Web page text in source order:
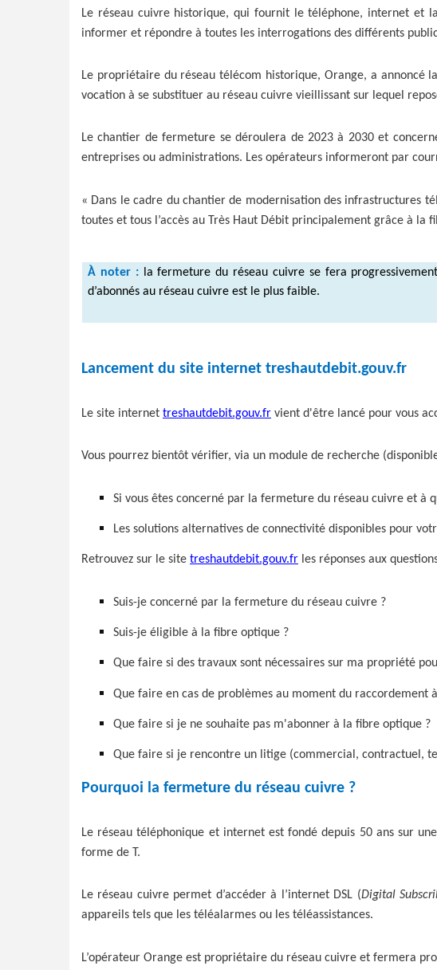
Le réseau cuivre historique, qui fournit le téléphone, internet et
informer et répondre à toutes les interrogations des différents
Le propriétaire du réseau télécom historique, Orange, a
vocation à se substituer au réseau cuivre vieillissant sur lequel
Le chantier de fermeture se déroulera de 2023 à 2030 et
entreprises ou administrations. Les opérateurs informeront par
« Dans le cadre du chantier de modernisation des infrastructures
toutes et tous l’accès au Très Haut Débit principalement grâce à
À noter :la fermeture du réseau cuivre se fera
d’abonnés au réseau cuivre est le plus faible.
Lancement du site internet treshautdebit.gouv.fr
Le site internet treshautdebit.gouv.fr vient d'être lancé pour vous
Vous pourrez bientôt vérifier, via un module de recherche
Si vous êtes concerné par la fermeture du réseau cuivre et à
Les solutions alternatives de connectivité disponibles pour
Retrouvez sur le site treshautdebit.gouv.fr les réponses aux
Suis-je concerné par la fermeture du réseau cuivre ?
Suis-je éligible à la fibre optique ?
Que faire si des travaux sont nécessaires sur ma propriété
Que faire en cas de problèmes au moment du raccordement
Que faire si je ne souhaite pas m'abonner à la fibre optique ?
Que faire si je rencontre un litige (commercial, contractuel,
Pourquoi la fermeture du réseau cuivre ?
Le réseau téléphonique et internet est fondé depuis 50 ans sur
forme de T.
Le réseau cuivre permet d’accéder à l’internet DSL (Digital
appareils tels que les téléalarmes ou les téléassistances.
L’opérateur Orange est propriétaire du réseau cuivre et fermera